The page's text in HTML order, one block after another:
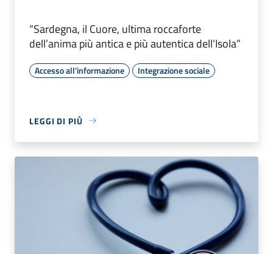
“Sardegna, il Cuore, ultima roccaforte
dell’anima più antica e più autentica dell’Isola”
Accesso all'informazione Integrazione sociale
LEGGI DI PIÙ